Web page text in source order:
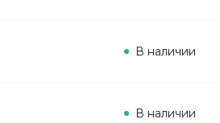
В наличии
В наличии